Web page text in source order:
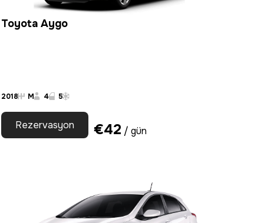
Toyota Aygo
2018 M 4 5
Rezervasyon €42 / gün